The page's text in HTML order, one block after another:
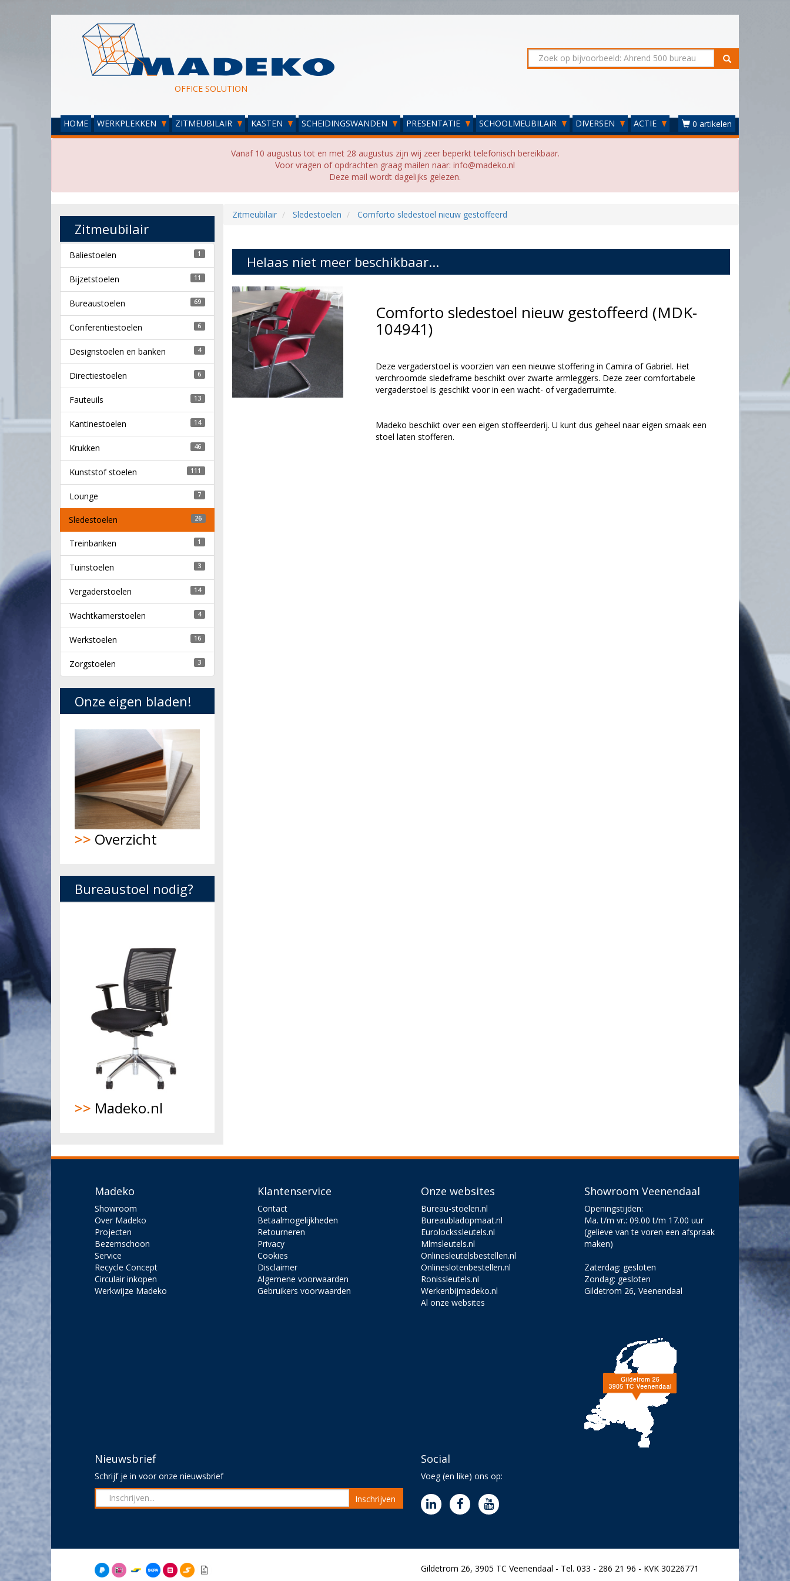
OFFICE SOLUTION
HOME WERKPLEKKEN ZITMEUBILAIR KASTEN SCHEIDINGSWANDEN PRESENTATIE SCHOOLMEUBILAIR DIVERSEN ACTIE 0 artikelen
Vanaf 10 augustus tot en met 28 augustus zijn wij zeer beperkt telefonisch bereikbaar.
Voor vragen of opdrachten graag mailen naar: info@madeko.nl
Deze mail wordt dagelijks gelezen.
Zitmeubilair Sledestoelen Comforto sledestoel nieuw gestoffeerd
Helaas niet meer beschikbaar...
Comforto sledestoel nieuw gestoffeerd (MDK-
104941)
Deze vergaderstoel is voorzien van een nieuwe stoffering in Camira of Gabriel. Het
verchroomde sledeframe beschikt over zwarte armleggers. Deze zeer comfortabele
vergaderstoel is geschikt voor in een wacht- of vergaderruimte.
Madeko beschikt over een eigen stoffeerderij. U kunt dus geheel naar eigen smaak een
stoel laten stofferen.
Zitmeubilair
Baliestoelen 1
Bijzetstoelen 11
Bureaustoelen 69
Conferentiestoelen 6
Designstoelen en banken 4
Directiestoelen 6
Fauteuils 13
Kantinestoelen 14
Krukken 46
Kunststof stoelen 111
Lounge 7
Sledestoelen 26
Treinbanken 1
Tuinstoelen 3
Vergaderstoelen 14
Wachtkamerstoelen 4
Werkstoelen 16
Zorgstoelen 3
Onze eigen bladen!
>> Overzicht
Bureaustoel nodig?
>> Madeko.nl
Madeko
Showroom
Over Madeko
Projecten
Bezemschoon
Service
Recycle Concept
Circulair inkopen
Werkwijze Madeko
Klantenservice
Contact
Betaalmogelijkheden
Retourneren
Privacy
Cookies
Disclaimer
Algemene voorwaarden
Gebruikers voorwaarden
Onze websites
Bureau-stoelen.nl
Bureaubladopmaat.nl
Eurolockssleutels.nl
Mlmsleutels.nl
Onlinesleutelsbestellen.nl
Onlineslotenbestellen.nl
Ronissleutels.nl
Werkenbijmadeko.nl
Al onze websites
Showroom Veenendaal
Openingstijden:
Ma. t/m vr.: 09.00 t/m 17.00 uur
(gelieve van te voren een afspraak
maken)
Zaterdag: gesloten
Zondag: gesloten
Gildetrom 26, Veenendaal
Nieuwsbrief
Schrijf je in voor onze nieuwsbrief
Inschrijven
Social
Voeg (en like) ons op:
Gildetrom 26, 3905 TC Veenendaal - Tel. 033 - 286 21 96 - KVK 30226771